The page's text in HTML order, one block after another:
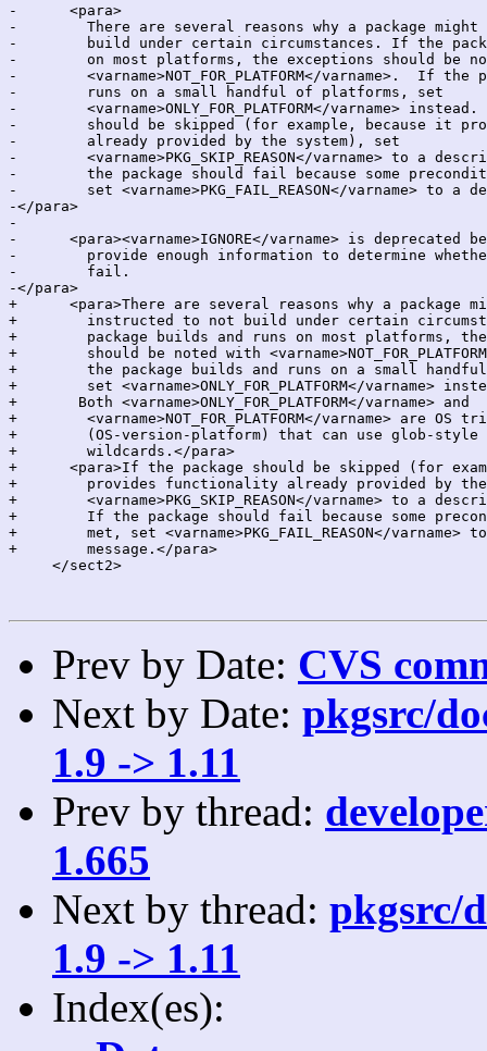
-      <para>
-        There are several reasons why a package
-        build under certain circumstances. If the
-        on most platforms, the exceptions should be
-        <varname>NOT_FOR_PLATFORM</varname>.  If the
-        runs on a small handful of platforms, set
-        <varname>ONLY_FOR_PLATFORM</varname>
-        should be skipped (for example, because it
-        already provided by the system), set
-        <varname>PKG_SKIP_REASON</varname> to a
-        the package should fail because some
-        set <varname>PKG_FAIL_REASON</varname> to a
-</para>
-
-      <para><varname>IGNORE</varname> is deprecated
-        provide enough information to determine
-        fail.
-</para>
+      <para>There are several reasons why a package
+        instructed to not build under certain
+        package builds and runs on most platforms, the
+        should be noted with
+        the package builds and runs on a small
+        set <varname>ONLY_FOR_PLATFORM</varname>
+	Both <varname>ONLY_FOR_PLATFORM</varname> and
+        <varname>NOT_FOR_PLATFORM</varname> are OS
+        (OS-version-platform) that can use glob-style
+        wildcards.</para>
+      <para>If the package should be skipped (for
+        provides functionality already provided by
+        <varname>PKG_SKIP_REASON</varname> to a
+        If the package should fail because some
+        met, set <varname>PKG_FAIL_REASON</
+        message.</para>
     </sect2>
Prev by Date: CVS
Next by Date: pkgsrc/
1.9 -> 1.11
Prev by thread:
1.665
Next by thread: pkgsrc/
1.9 -> 1.11
Index(es):